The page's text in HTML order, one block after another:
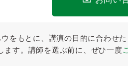
をもとに、講演の目的に合わせ
ます。講師を選ぶ前に、ぜひ⼀度